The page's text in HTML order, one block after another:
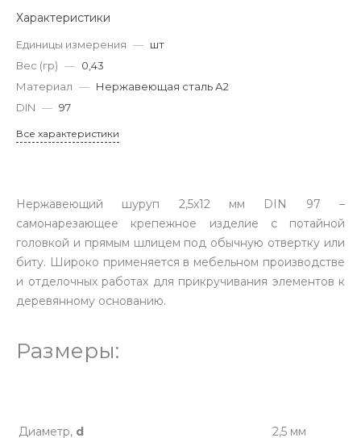
Характеристики
Единицы измерения — шт
Вес (гр) — 0,43
Материал — Нержавеющая сталь А2
DIN — 97
Все характеристики
Нержавеющий шуруп 2,5х12 мм DIN 97 –
самонарезающее крепежное изделие с потайной
головкой и прямым шлицем под обычную отвертку или
биту. Широко применяется в мебельном производстве
и отделочных работах для прикручивания элементов к
деревянному основанию.
Размеры:
Диаметр, d
2,5 мм